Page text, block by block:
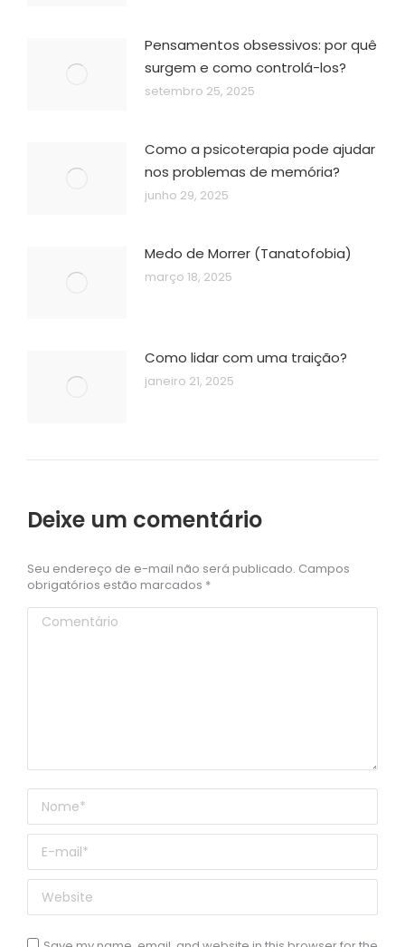
Pensamentos obsessivos: por quê
surgem e como controlá-los?
setembro 25, 2025
Como a psicoterapia pode ajudar
nos problemas de memória?
junho 29, 2025
Medo de Morrer (Tanatofobia)
março 18, 2025
Como lidar com uma traição?
janeiro 21, 2025
Deixe um comentário
Seu endereço de e-mail não será publicado. Campos
obrigatórios estão marcados *
Comentário
Nome *
E-mail *
Website